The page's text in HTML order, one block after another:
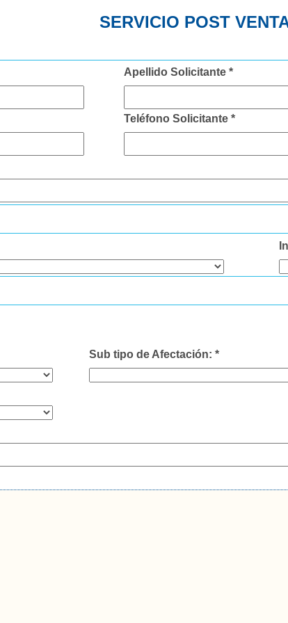
SERVICIO POST
Apellido Solicitante *
Teléfono Solicitante *
Sub tipo de Afectación: *